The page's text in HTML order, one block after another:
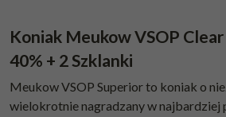
Koniak Meukow VSOP
40% + 2 Szklanki
Meukow VSOP Superior to koniak o
wielokrotnie nagradzany w najbardziej